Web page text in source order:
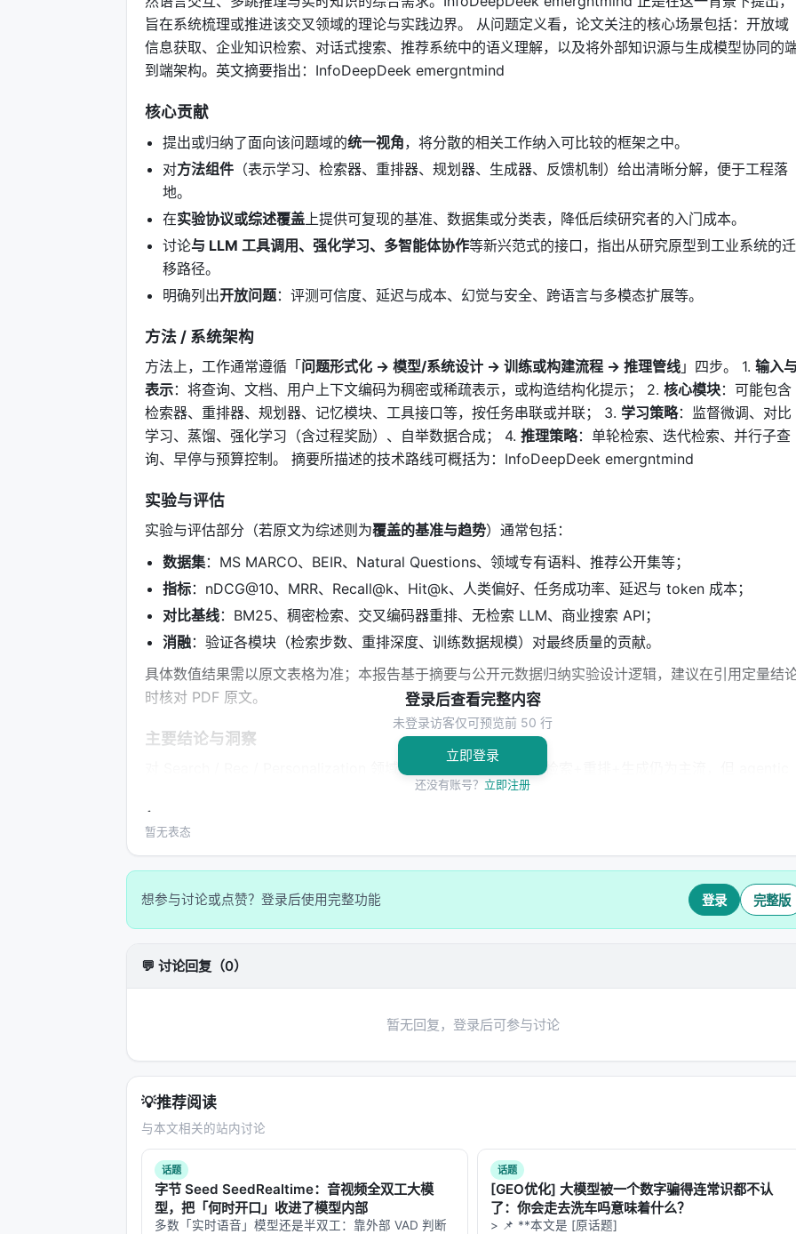
旨在系统梳理或推进该交叉领域的理论与实践边界。 从问题定义看，论文关注的核心场景包括：开放域
信息获取、企业知识检索、对话式搜索、推荐系统中的语义理解，以及将外部知识源与生成模型协同的
到端架构。英文摘要指出：InfoDeepDeek emergntmind
核心贡献
提出或归纳了面向该问题域的统一视角，将分散的相关工作纳入可比较的框架之中。
对方法组件 （表示学习、检索器、重排器、规划器、生成器、反馈机制）给出清晰分解，便于工程落
地。
在实验协议或综述覆盖上提供可复现的基准、数据集或分类表，降低后续研究者的入门成本。
讨论与 LLM 工具调用、强化学习、多智能体协作等新兴范式的接口，指出从研究原型到工业系统的迁
移路径。
明确列出开放问题：评测可信度、延迟与成本、幻觉与安全、跨语言与多模态扩展等。
方法 / 系统架构
方法上，工作通常遵循「问题形式化 → 模型/系统设计 → 训练或构建流程 → 推理管线 」四步。 1. 输入
表示：将查询、文档、用户上下文编码为稠密或稀疏表示，或构造结构化提示； 2. 核心模块：可能包含
检索器、重排器、规划器、记忆模块、工具接口等，按任务串联或并联； 3. 学习策略：监督微调、对比
学习、蒸馏、强化学习（含过程奖励）、自举数据合成； 4. 推理策略：单轮检索、迭代检索、并行子查
询、早停与预算控制。 摘要所描述的技术路线可概括为：InfoDeepDeek emergntmind
实验与评估
实验与评估部分（若原文为综述则为覆盖的基准与趋势）通常包括：
数据集：MS MARCO、BEIR、Natural Questions、领域专有语料、推荐公开集等；
指标：nDCG@10、MRR、Recall@k、Hit@k、人类偏好、任务成功率、延迟与 token 成本；
对比基线：BM25、稠密检索、交叉编码器重排、无检索 LLM、商业搜索 API；
消融：验证各模块（检索步数、重排深度、训练数据规模）对最终质量的贡献。
具体数值结果需以原文表格为准；本报告基于摘要与公开元数据归纳实验设计逻辑，建议在引用定量结
时核对 PDF 原文。
主要结论与洞察
对 Search / Rec / Personalization 领域的启示： 1. 架构
：级联检索+重排+生成仍为主流，但 agentic
范式正将“检索次数与策略”本身作为可学习对象； 2.数据：高质量指令数据与点击/会话日志同样关键，
合成数据需防知识泄漏与分布偏移； 3.
工评估交叉验证； 4.
准。
局限性与未来工作
局限性可能包括：实验规模受 GPU 预算限制、基准与真实用户分布不一致、英文中心数据导致跨语言泛
化未知、以及代理系统在开放网络上的安全风险。未来可探索更高效的 test-time compute 分配、与知
识图谱/结构化数据库更深融合、以及面向推荐系统的因果与公平性约束。
相关条目交叉引用
Evaluation of Retrieval-Augmented Generation: A Survey, May 2024, arxi…
A Dataset of Information-Seeking Questions and Answers Anchored in Res…
ARES: An Automated Evaluation Framework for Retrieval-Augmented Genera…
登录后查看完整内容
未登录访客仅可预览前 50 行
立即登录
还没有账号？ 立即注册
暂无表态
想参与讨论或点赞？登录后使用完整功能 登录 完整版
💬 讨论回复（0）
暂无回复，登录后可参与讨论
💡推荐阅读
与本文相关的站内讨论
话题
字节 Seed SeedRealtime：音视频全双工大模
型，把「何时开口」收进了模型内部
多数「实时语音」模型还是半双工：靠外部 VAD 判断
话题
[GEO优化] 大模型被一个数字骗得连常识都不认
了：你会走去洗车吗意味着什么？
> 📌 **本文是 [原话题]